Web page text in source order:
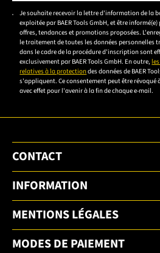
Veuillez saisir une adresse e-mail
Je souhaite recevoir la lettre d'information de la
exploitée par BAER Tools GmbH, et être
offres, tendances et promotions proposées.
le traitement de toutes les données personnelles
dans le cadre de la procédure d'inscription sont
exclusivement par BAER Tools GmbH. En outre,
relatives à la protectiondes données de BAER
s'appliquent. Ce consentement peut être révoqué
avec effet pour l'avenir à la fin de chaque e-mail.
CONTACT
INFORMATION
MENTIONS LÉGALES
MODES DE PAIEMENT